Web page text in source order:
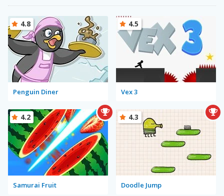
Penguin Diner
4.8
Vex 3
4.5
Samurai Fruit
4.2
Doodle Jump
4.3